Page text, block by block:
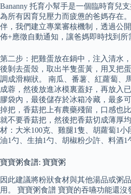
Bananny 托育小幫手是一個臨時育兒
為所有因育兒壓力而疲憊的爸媽存在
伴，我們建立專業審核機制，透過公
佈+應徵自動通知，讓爸媽即時找到所
第二步：把雞蛋放在鍋中，注入清水
後剝去蛋殼，取出半隻蛋黃，用叉把
調成滑糊狀。 南瓜、番薯、紅蘿蔔、
成蓉，然後放進冰模裏蓋好，再放入
膠袋內，最後儲存於冰箱冷藏，最多
掉把，香菇把上有農藥殘留，口感也
就不要香菇把，然後把香菇切成薄厚
材：大米100克、雞腿1隻、胡蘿蔔1
油1勺、生抽1勺、胡椒粉少許、料酒1
寶寶粥食譜: 寶寶粥
因此建議將粉狀食材與其他湯品或粥
用。 寶寶粥食譜 寶寶的吞嚥功能還